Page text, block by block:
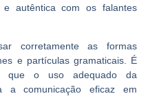
e autêntica com os falantes
corretamente as formas
e partículas gramaticais. É
que o uso adequado da
a comunicação eficaz em